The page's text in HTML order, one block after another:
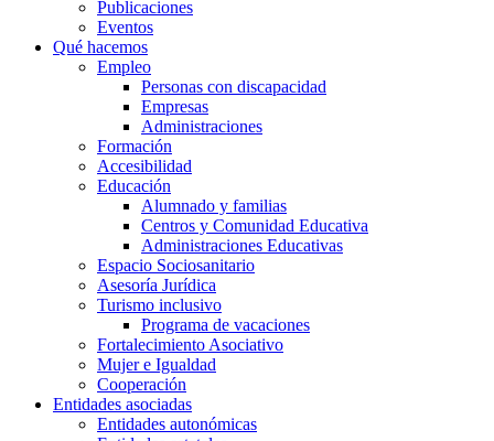
Publicaciones
Eventos
Qué hacemos
Empleo
Personas con discapacidad
Empresas
Administraciones
Formación
Accesibilidad
Educación
Alumnado y familias
Centros y Comunidad Educativa
Administraciones Educativas
Espacio Sociosanitario
Asesoría Jurídica
Turismo inclusivo
Programa de vacaciones
Fortalecimiento Asociativo
Mujer e Igualdad
Cooperación
Entidades asociadas
Entidades autonómicas